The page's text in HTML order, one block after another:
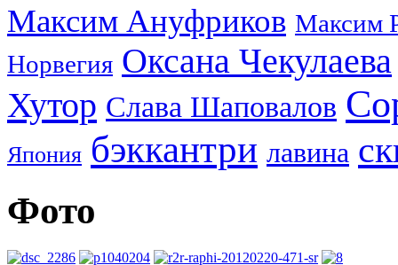
Максим Ануфриков Максим
Норвегия Оксана Чекулаева
Хутор Слава Шаповалов
Япония бэккантри лавина
Фото